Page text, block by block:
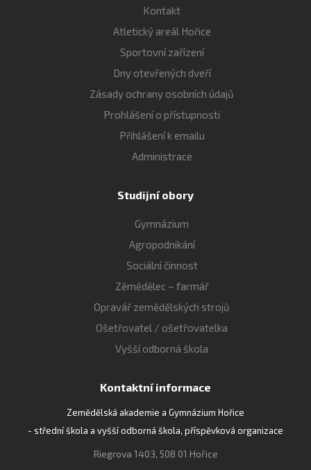
Kontakt
Atletický areál Hořice
Sportovní zařízení
Dny otevřených dveří
Zásady ochrany osobních údajů
Prohlášení o přístupnosti
Přihlášení k emailu
Administrace
Studijní obory
Gymnázium
Agropodnikání
Sociální činnost
Zěmědělec – farmář
Opravář zemědělských strojů
Ošetřovatel / ošetřovatelka
Vyšší odborná škola
Kontaktní informace
Zemědělská akademie a Gymnázium Hořice
- střední škola a vyšší odborná škola, příspěvková organizace
Riegrova 1403, 508 01 Hořice